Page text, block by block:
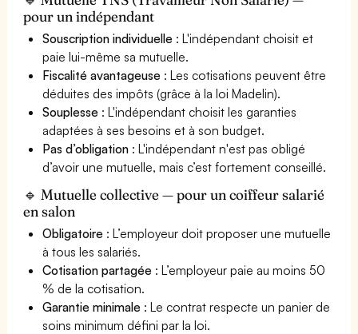
pour un indépendant
Souscription individuelle : L'indépendant choisit et
paie lui-même sa mutuelle.
Fiscalité avantageuse : Les cotisations peuvent être
déduites des impôts (grâce à la loi Madelin).
Souplesse : L'indépendant choisit les garanties
adaptées à ses besoins et à son budget.
Pas d’obligation : L'indépendant n'est pas obligé
d’avoir une mutuelle, mais c’est fortement conseillé.
🔹 Mutuelle collective — pour un coiffeur salarié
en salon
Obligatoire : L’employeur doit proposer une mutuelle
à tous les salariés.
Cotisation partagée : L’employeur paie au moins 50
% de la cotisation.
Garantie minimale : Le contrat respecte un panier de
soins minimum défini par la loi.